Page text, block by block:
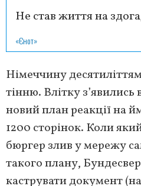
Не став життя на
«Єнот»
Німеччину
тінню. Влітку з’явились
новий план реакції на
1200 сторінок. Коли
бюргер злив у мережу
такого плану,
каструвати документ